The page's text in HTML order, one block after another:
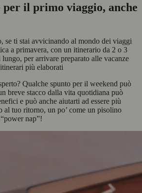
per il primo viaggio, anche
se ti stai avvicinando al mondo dei viaggi
a primavera, con un itinerario da 2 o 3
per arrivare preparato alle vacanze
più elaborati
Qualche spunto per il weekend può
breve stacco dalla vita quotidiana può
e può anche aiutarti ad essere più
al tuo ritorno, un po’ come un pisolino
nap”!